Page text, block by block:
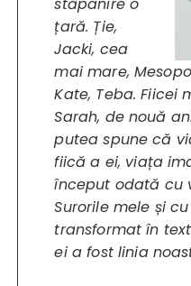
țară. Ție,
Jacki, cea
mai mare,
Kate, Teba. Fiicei
Sarah, de nouă
putea spune că
fiică a ei, viața
început odată cu
Surorile mele și
transformat în
ei a fost linia